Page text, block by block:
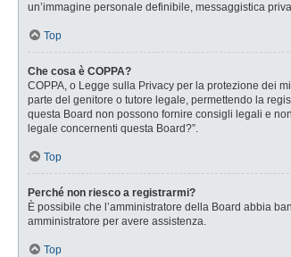
un’immagine personale definibile, messaggistica
Top
Che cosa è COPPA?
COPPA, o Legge sulla Privacy per la protezione dei
parte del genitore o tutore legale, permettendo la
questa Board non possono fornire consigli legali e
legale concernenti questa Board?”.
Top
Perché non riesco a registrarmi?
È possibile che l’amministratore della Board abbia
amministratore per avere assistenza.
Top